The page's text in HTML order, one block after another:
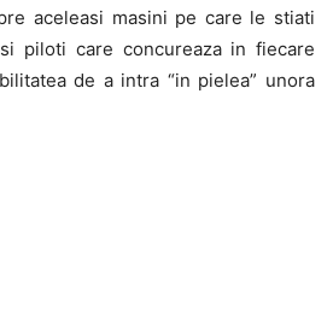
aceleasi masini pe care le stiati
piloti care concureaza in fiecare
de a intra “in pielea” unora